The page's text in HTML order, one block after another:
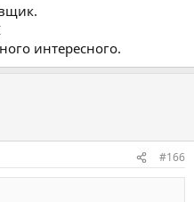
интересного.
#166